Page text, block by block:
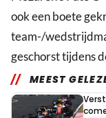
ook een boete
team-/
geschorst tijdens
MEEST